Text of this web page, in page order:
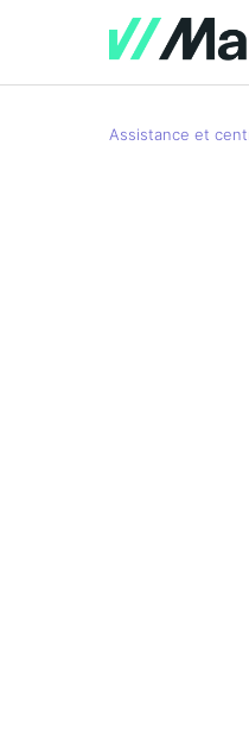
Assistance et